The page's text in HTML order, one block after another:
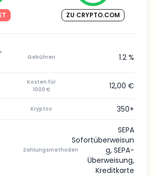
ZU CRYPTO.COM
Gebühren 1.2 %
Kosten für
1000 €
12,00 €
Kryptos 350+
Zahlungsmethoden
SEPA
Sofortüberweisun
g, SEPA-
Überweisung,
Kreditkarte